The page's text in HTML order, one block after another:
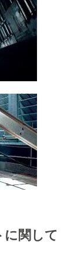
に関して